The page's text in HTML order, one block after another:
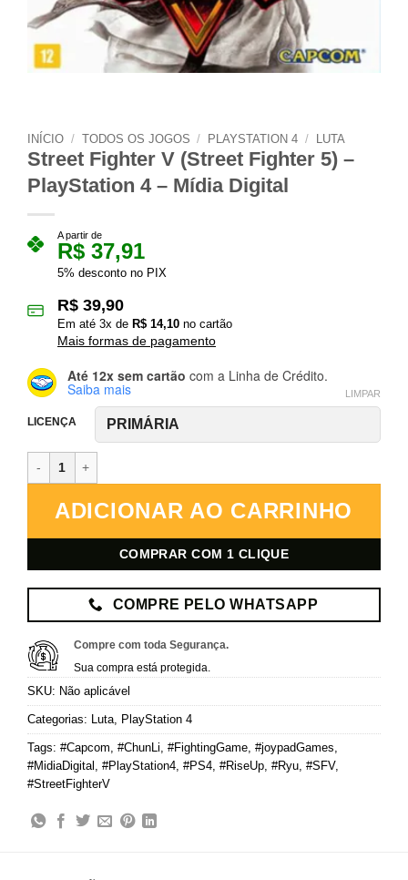
INÍCIO / TODOS OS JOGOS / PLAYSTATION 4 / LUTA
Street Fighter V (Street Fighter 5) –
PlayStation 4 – Mídia Digital
A partir de
R$ 37,91
5% desconto no PIX
R$ 39,90
Em até 3x de R$ 14,10 no cartão
Mais formas de pagamento
Até 12x sem cartão com a Linha de Crédito.
Saiba mais
LICENÇA
LIMPAR
ADICIONAR AO CARRINHO
COMPRAR COM 1 CLIQUE
COMPRE PELO WHATSAPP
Compre com toda Segurança.
Sua compra está protegida.
SKU: Não aplicável
Categorias: Luta PlayStation 4
Tags: #Capcom #ChunLi #FightingGame #joypadGames
#MidiaDigital
#PlayStation4 #PS4 #RiseUp #Ryu #SFV,
#StreetFighterV